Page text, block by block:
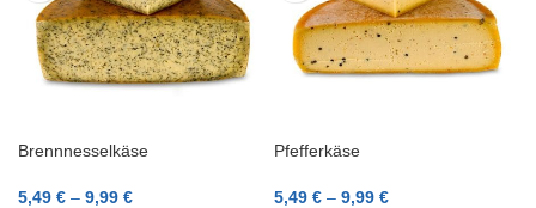
Brennnesselkäse
5,49 € – 9,99 €
Pfefferkäse
5,49 € – 9,99 €